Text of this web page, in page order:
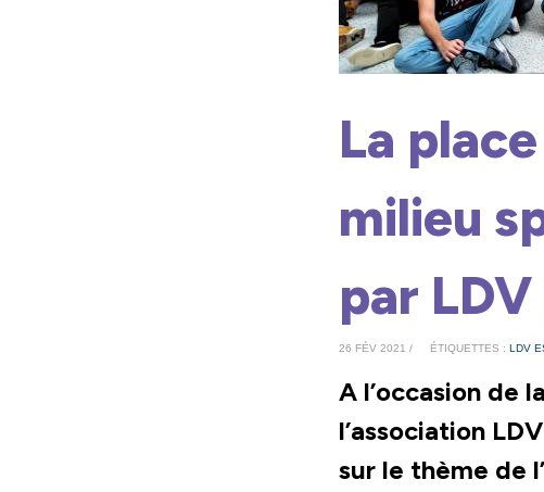
La
milieu
par
26 FÉV 2021 / ÉTIQUETTES : LDV
A l’occasion de
l’association
sur le thème de